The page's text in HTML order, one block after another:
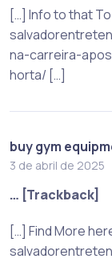
[…] Info to that
na-carreira-
horta/ […]
buy gym
3 de abril de 2025
… [Trackback]
[…] Find More